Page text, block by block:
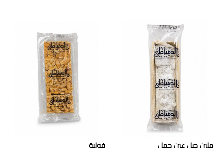
ملبن حبل عين جمل فولية